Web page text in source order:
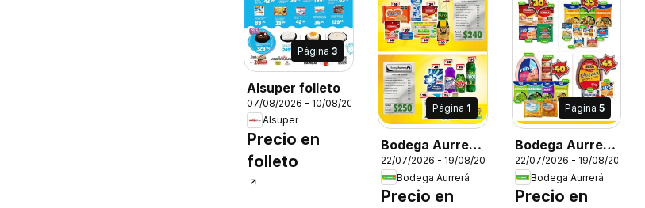
Página 3
Alsuper folleto
07/08/2026 - 10/08/2026
Alsuper
Precio en
folleto
Página 1
Bodega Aurrerá
folleto
22/07/2026 - 19/08/2026
Bodega Aurrerá
Precio en
Página5
Bodega Aurrerá
folleto
22/07/2026 - 19/08/2026
Bodega Aurrerá
Precio en